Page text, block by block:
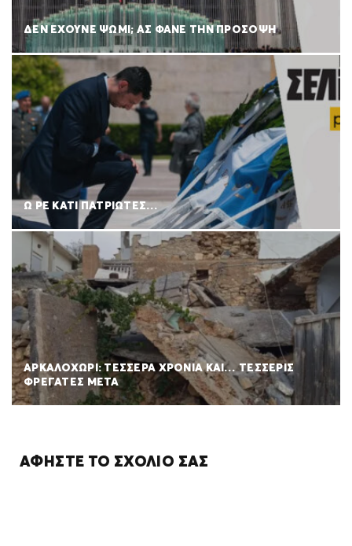
ΔΕΝ ΕΧΟΥΝΕ ΨΩΜΙ; ΑΣ ΦΑΝΕ ΤΗΝ ΠΡΟΣΟΨΗ
Ω ΡΕ ΚΑΤΙ ΠΑΤΡΙΩΤΕΣ…
ΑΡΚΑΛΟΧΩΡΙ: ΤΕΣΣΕΡΑ ΧΡΟΝΙΑ ΚΑΙ… ΤΕΣΣΕΡΙΣ
ΦΡΕΓΑΤΕΣ ΜΕΤΑ
ΑΦΉΣΤΕ ΤΟ ΣΧΌΛΙΌ ΣΑΣ